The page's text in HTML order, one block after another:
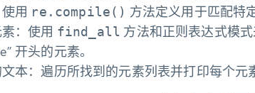
使用 re.compile() 方法定义用于匹配特
：使用 find_all 方法和正则表达式模
开头的元素。
本：遍历所找到的元素列表并打印每个元